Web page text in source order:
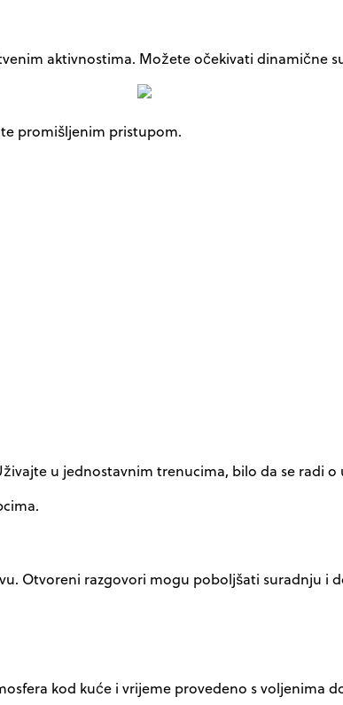
aktivnostima. Možete očekivati dinamične
promišljenim pristupom.
u jednostavnim trenucima, bilo da se radi
Otvoreni razgovori mogu poboljšati suradnju i
kod kuće i vrijeme provedeno s voljenima